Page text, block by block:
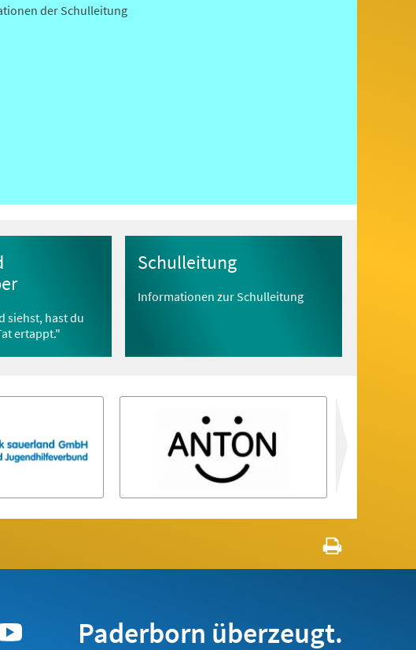
der Schulleitung
siehst, hast du
ertappt."
Schulleitung
Informationen zur Schulleitung
Paderborn überzeugt.